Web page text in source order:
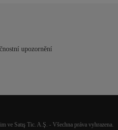
upozornění
ve Satış Tic. A.Ş. - Všechna práva vyhrazena.